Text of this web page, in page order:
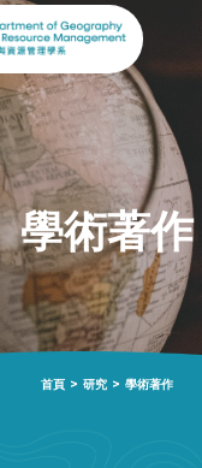
學術著作
首頁 > 研究 > 學術著作